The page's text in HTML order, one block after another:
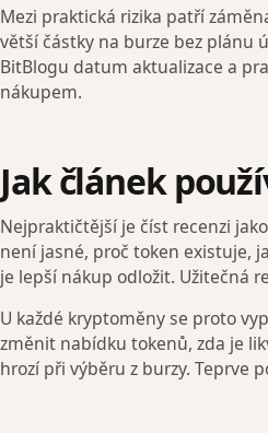
Mezi praktická rizika patří
větší částky na burze bez plánu
BitBlogu datum aktualizace a
nákupem.
Jak článek
Nejpraktičtější je číst recenzi
není jasné, proč token existuje,
je lepší nákup odložit. Užitečná
U každé kryptoměny se proto
změnit nabídku tokenů, zda je
hrozí při výběru z burzy. Teprve